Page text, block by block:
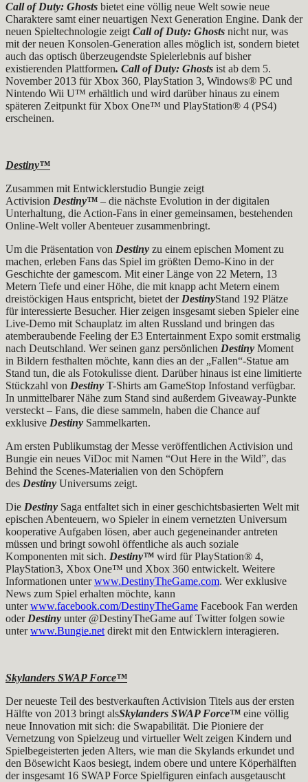
Call of Duty: Ghosts bietet eine völlig neue Welt sowie neue
Charaktere samt einer neuartigen Next Generation Engine. Dank der
neuen Spieltechnologie zeigt Call of Duty: Ghosts nicht nur, was
mit der neuen Konsolen-Generation alles möglich ist, sondern bietet
auch das optisch überzeugendste Spielerlebnis auf bisher
existierenden Plattformen. Call of Duty: Ghosts ist ab dem 5.
November 2013 für Xbox 360, PlayStation 3, Windows® PC und
Nintendo Wii U™ erhältlich und wird darüber hinaus zu einem
späteren Zeitpunkt für Xbox One™ und PlayStation® 4 (PS4)
erscheinen.
Destiny™
Zusammen mit Entwicklerstudio Bungie zeigt
Activision Destiny™ – die nächste Evolution in der digitalen
Unterhaltung, die Action-Fans in einer gemeinsamen, bestehenden
Online-Welt voller Abenteuer zusammenbringt.
Um die Präsentation von Destiny zu einem epischen Moment zu
machen, erleben Fans das Spiel im größten Demo-Kino in der
Geschichte der gamescom. Mit einer Länge von 22 Metern, 13
Metern Tiefe und einer Höhe, die mit knapp acht Metern einem
dreistöckigen Haus entspricht, bietet der DestinyStand 192 Plätze
für interessierte Besucher. Hier zeigen insgesamt sieben Spieler eine
Live-Demo mit Schauplatz im alten Russland und bringen das
atemberaubende Feeling der E3 Entertainment Expo somit erstmalig
nach Deutschland. Wer seinen ganz persönlichen Destiny Moment
in Bildern festhalten möchte, kann dies an der „Fallen“-Statue am
Stand tun, die als Fotokulisse dient. Darüber hinaus ist eine limitierte
Stückzahl von Destiny T-Shirts am GameStop Infostand verfügbar.
In unmittelbarer Nähe zum Stand sind außerdem Giveaway-Punkte
versteckt – Fans, die diese sammeln, haben die Chance auf
exklusive Destiny Sammelkarten.
Am ersten Publikumstag der Messe veröffentlichen Activision und
Bungie ein neues ViDoc mit Namen “Out Here in the Wild”, das
Behind the Scenes-Materialien von den Schöpfern
des Destiny Universums zeigt.
Die Destiny Saga entfaltet sich in einer geschichtsbasierten Welt mit
epischen Abenteuern, wo Spieler in einem vernetzten Universum
kooperative Aufgaben lösen, aber auch gegeneinander antreten
müssen und bringt sowohl öffentliche als auch soziale
Komponenten mit sich. Destiny™ wird für PlayStation® 4,
PlayStation3, Xbox One™ und Xbox 360 entwickelt. Weitere
Informationen unterwww.DestinyTheGame.com. Wer exklusive
News zum Spiel erhalten möchte, kann
unterwww.facebook.com/DestinyTheGame Facebook Fan werden
oder Destiny unter @DestinyTheGame auf Twitter folgen sowie
unterwww.Bungie.net direkt mit den Entwicklern interagieren.
Skylanders SWAP Force™
Der neueste Teil des bestverkauften Activision Titels aus der ersten
Hälfte von 2013 bringt alsSkylanders SWAP Force™ eine völlig
neue Innovation mit sich: die Swapabilität. Die Pioniere der
Vernetzung von Spielzeug und virtueller Welt zeigen Kindern und
Spielbegeisterten jeden Alters, wie man die Skylands erkundet und
den Bösewicht Kaos besiegt, indem obere und untere Köperhälften
der insgesamt 16 SWAP Force Spielfiguren einfach ausgetauscht